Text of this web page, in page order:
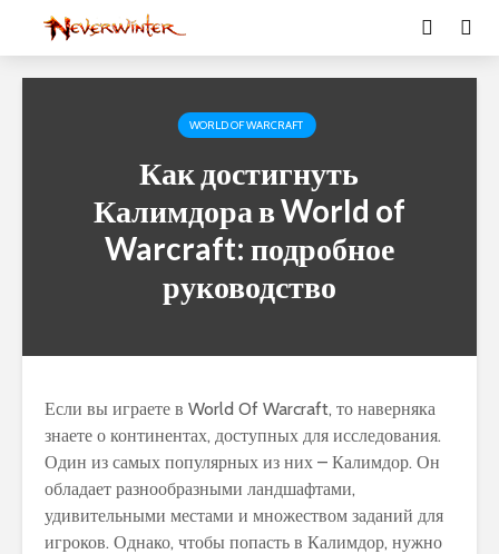
WORLD OF WARCRAFT
Как достигнуть
Калимдора в World of
Warcraft: подробное
руководство
Если вы играете в World Of Warcraft, то наверняка
знаете о континентах, доступных для исследования.
Один из самых популярных из них – Калимдор. Он
обладает разнообразными ландшафтами,
удивительными местами и множеством заданий для
игроков. Однако, чтобы попасть в Калимдор, нужно